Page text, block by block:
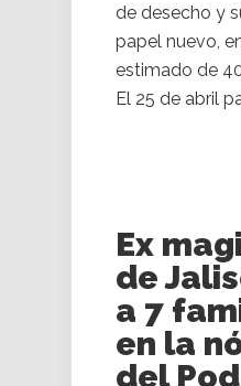
de desecho y
papel nuevo,
estimado de
El 25 de abril
Ex
de
a 7
en la
del